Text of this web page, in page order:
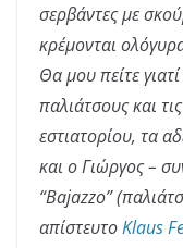
σερβάντες με
κρέμονται
Θα μου πείτε
παλιάτσους και
εστιατορίου, τα
και ο Γιώργος –
“Bajazzo”
απίστευτοKlaus